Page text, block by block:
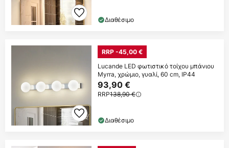
Διαθέσιμο
RRP -45,00 €
Lucande LED φωτιστικό τοίχου μπάνιου
Myrra, χρώμιο, γυαλί, 60 cm, IP44
93,90 €
RRP138,90 €
Διαθέσιμο